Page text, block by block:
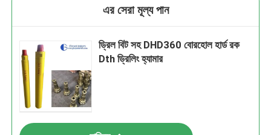
এর সেরা মূল্য পান
ড্রিল বিট সহ DHD360 বোরহোল হার্ড রক
Dth ড্রিলিং হ্যামার